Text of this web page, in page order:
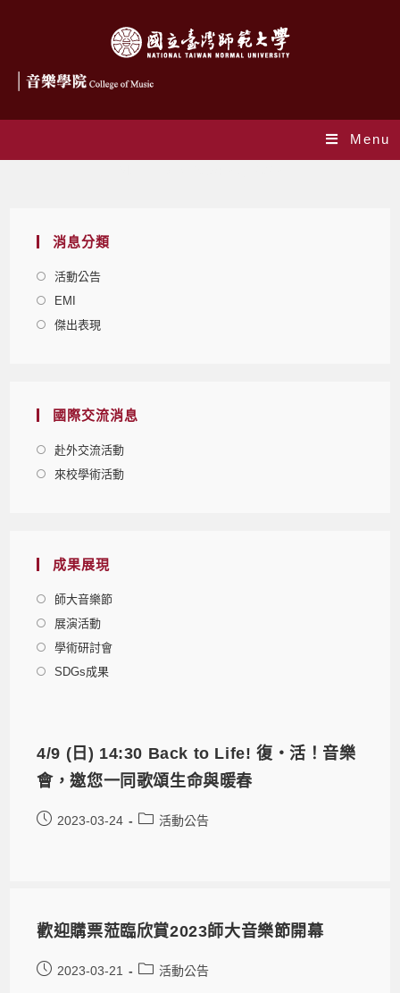
Menu
消息分類
活動公告
EMI
傑出表現
國際交流消息
赴外交流活動
來校學術活動
成果展現
師大音樂節
展演活動
學術研討會
SDGs成果
4/9 (日) 14:30 Back to Life! 復‧活！音樂
會，邀您一同歌頌生命與暖春
2023-03-24 活動公告
歡迎購票蒞臨欣賞2023師大音樂節開幕
2023-03-21 活動公告